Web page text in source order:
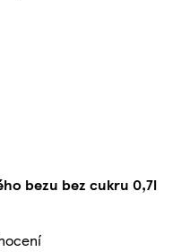
bezu bez cukru 0,7l